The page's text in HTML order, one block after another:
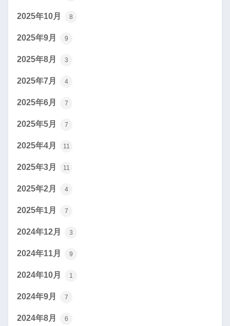
2025年10月 8
2025年9月 9
2025年8月 3
2025年7月 4
2025年6月 7
2025年5月 7
2025年4月 11
2025年3月 11
2025年2月 4
2025年1月 7
2024年12月 3
2024年11月 9
2024年10月 1
2024年9月 7
2024年8月 6